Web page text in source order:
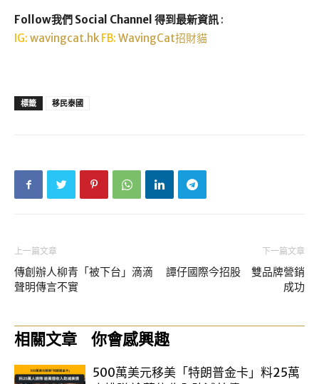
Follow我們 Social Channel 得到最新資訊 :
IG: wavingcat.hk FB: WavingCat招財貓
標籤 移民泰國
上一篇文章
傳創辦人柳青「被下台」滴滴
聲明傳言不實
下一篇文章
譚仔國際今招股 雙品牌營銷
成功
相關文章 你會感興趣
500萬美元移美「特朗普金卡」料25萬